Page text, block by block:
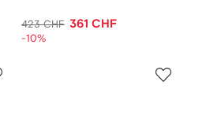
423 CHF 361 CHF
-10%